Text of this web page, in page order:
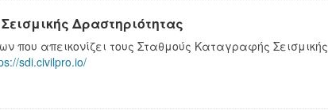
Δραστηριότητας
που απεικονίζει τους Σταθμούς Καταγραφής Σεισμικής
sdi.civilpro.io/